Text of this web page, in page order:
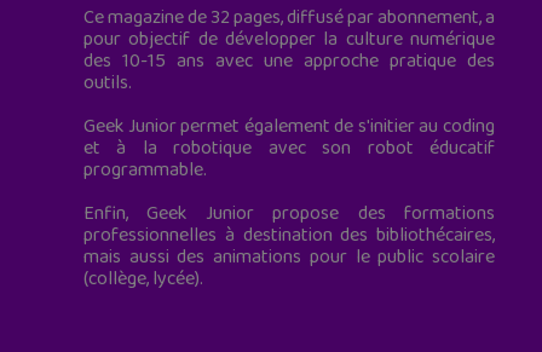
Ce magazine de 32 pages, diffusé par abonnement, a
pour objectif de développer la culture numérique
des 10-15 ans avec une approche pratique des
outils.
Geek Junior permet également de s'initier au coding
et à la robotique avec son robot éducatif
programmable.
Enfin, Geek Junior propose des formations
professionnelles à destination des bibliothécaires,
mais aussi des animations pour le public scolaire
(collège, lycée).